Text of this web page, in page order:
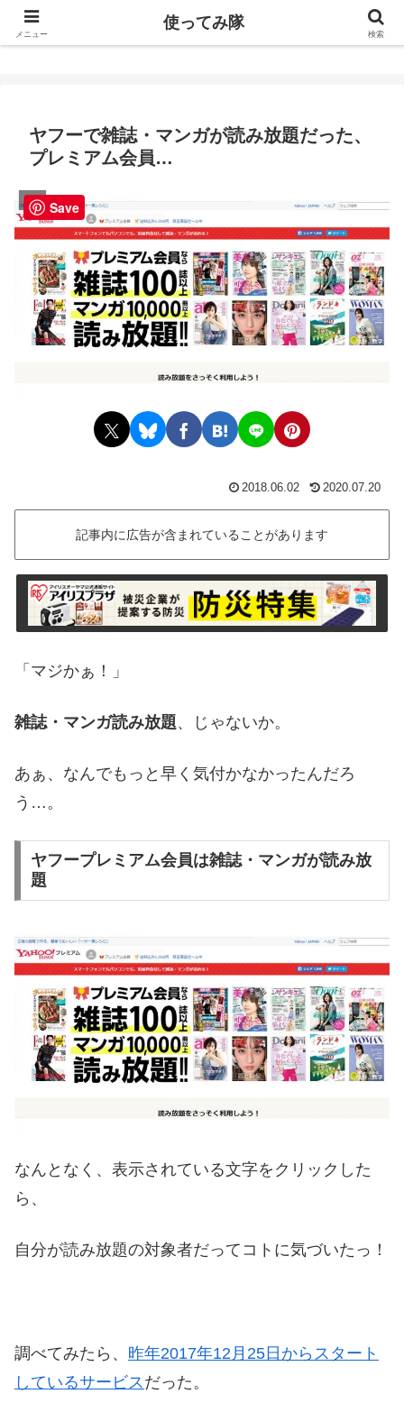
使ってみ隊
ヤフーで雑誌・マンガが読み放題だった、
プレミアム会員…
LIFE
2018.06.02 2020.07.20
記事内に広告が含まれていることがあります
「マジかぁ！」
雑誌・マンガ読み放題、じゃないか。
あぁ、なんでもっと早く気付かなかったんだろ
う…。
ヤフープレミアム会員は雑誌・マンガが読み放
題
なんとなく、表示されている文字をクリックした
ら、
自分が読み放題の対象者だってコトに気づいたっ！
調べてみたら、 昨年2017年12月25日からスタート
しているサービス だった。
メニュー
使ってみ隊
検索
Save